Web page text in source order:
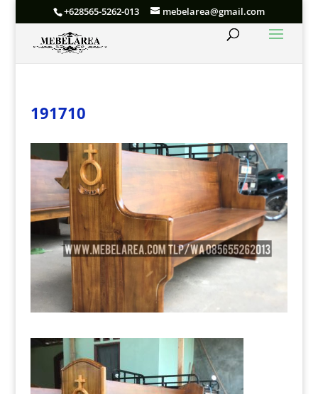
+628565-5262-013 mebelarea@gmail.com
191710